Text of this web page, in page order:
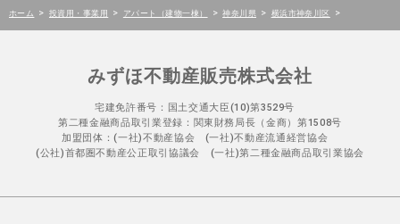
ホーム > 投資用・事業用 > アパート（建物一棟） > 神奈川県 > 横浜市神奈川区 >
みずほ不動産販売株式会社
宅建免許番号：国土交通大臣(10)第3529号
第二種金融商品取引業登録：関東財務局長（金商）第1508号
加盟団体：(一社)不動産協会 (一社)不動産流通経営協会
(公社)首都圏不動産公正取引協議会 (一社)第二種金融商品取引業協会